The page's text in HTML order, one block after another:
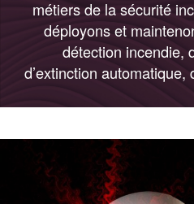
métiers de la sécurité
déployons et
détection incendie,
d’extinction